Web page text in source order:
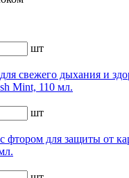
шт
свежего дыхания и
Mint, 110 мл.
шт
фтором для защиты от